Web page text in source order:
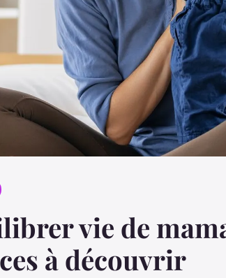
vie de
à découvrir